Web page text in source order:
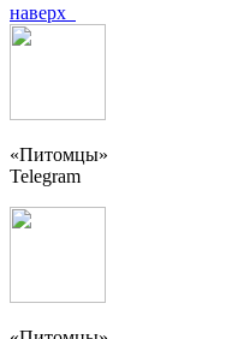
наверх
«Питомцы»
Telegram